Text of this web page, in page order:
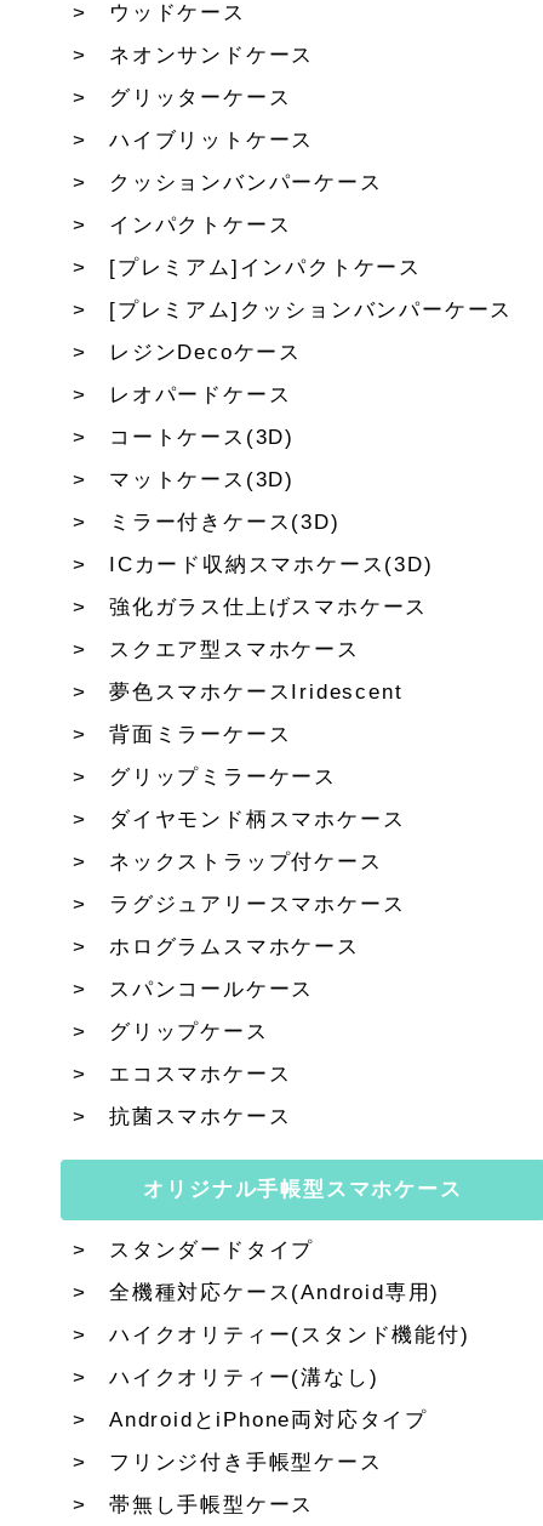
ウッドケース
ネオンサンドケース
グリッターケース
ハイブリットケース
クッションバンパーケース
インパクトケース
[プレミアム]インパクトケース
[プレミアム]クッションバンパーケース
レジンDecoケース
レオパードケース
コートケース(3D)
マットケース(3D)
ミラー付きケース(3D)
ICカード収納スマホケース(3D)
強化ガラス仕上げスマホケース
スクエア型スマホケース
夢色スマホケースIridescent
背面ミラーケース
グリップミラーケース
ダイヤモンド柄スマホケース
ネックストラップ付ケース
ラグジュアリースマホケース
ホログラムスマホケース
スパンコールケース
グリップケース
エコスマホケース
抗菌スマホケース
オリジナル手帳型スマホケース
スタンダードタイプ
全機種対応ケース(Android専用)
ハイクオリティー(スタンド機能付)
ハイクオリティー(溝なし)
AndroidとiPhone両対応タイプ
フリンジ付き手帳型ケース
帯無し手帳型ケース